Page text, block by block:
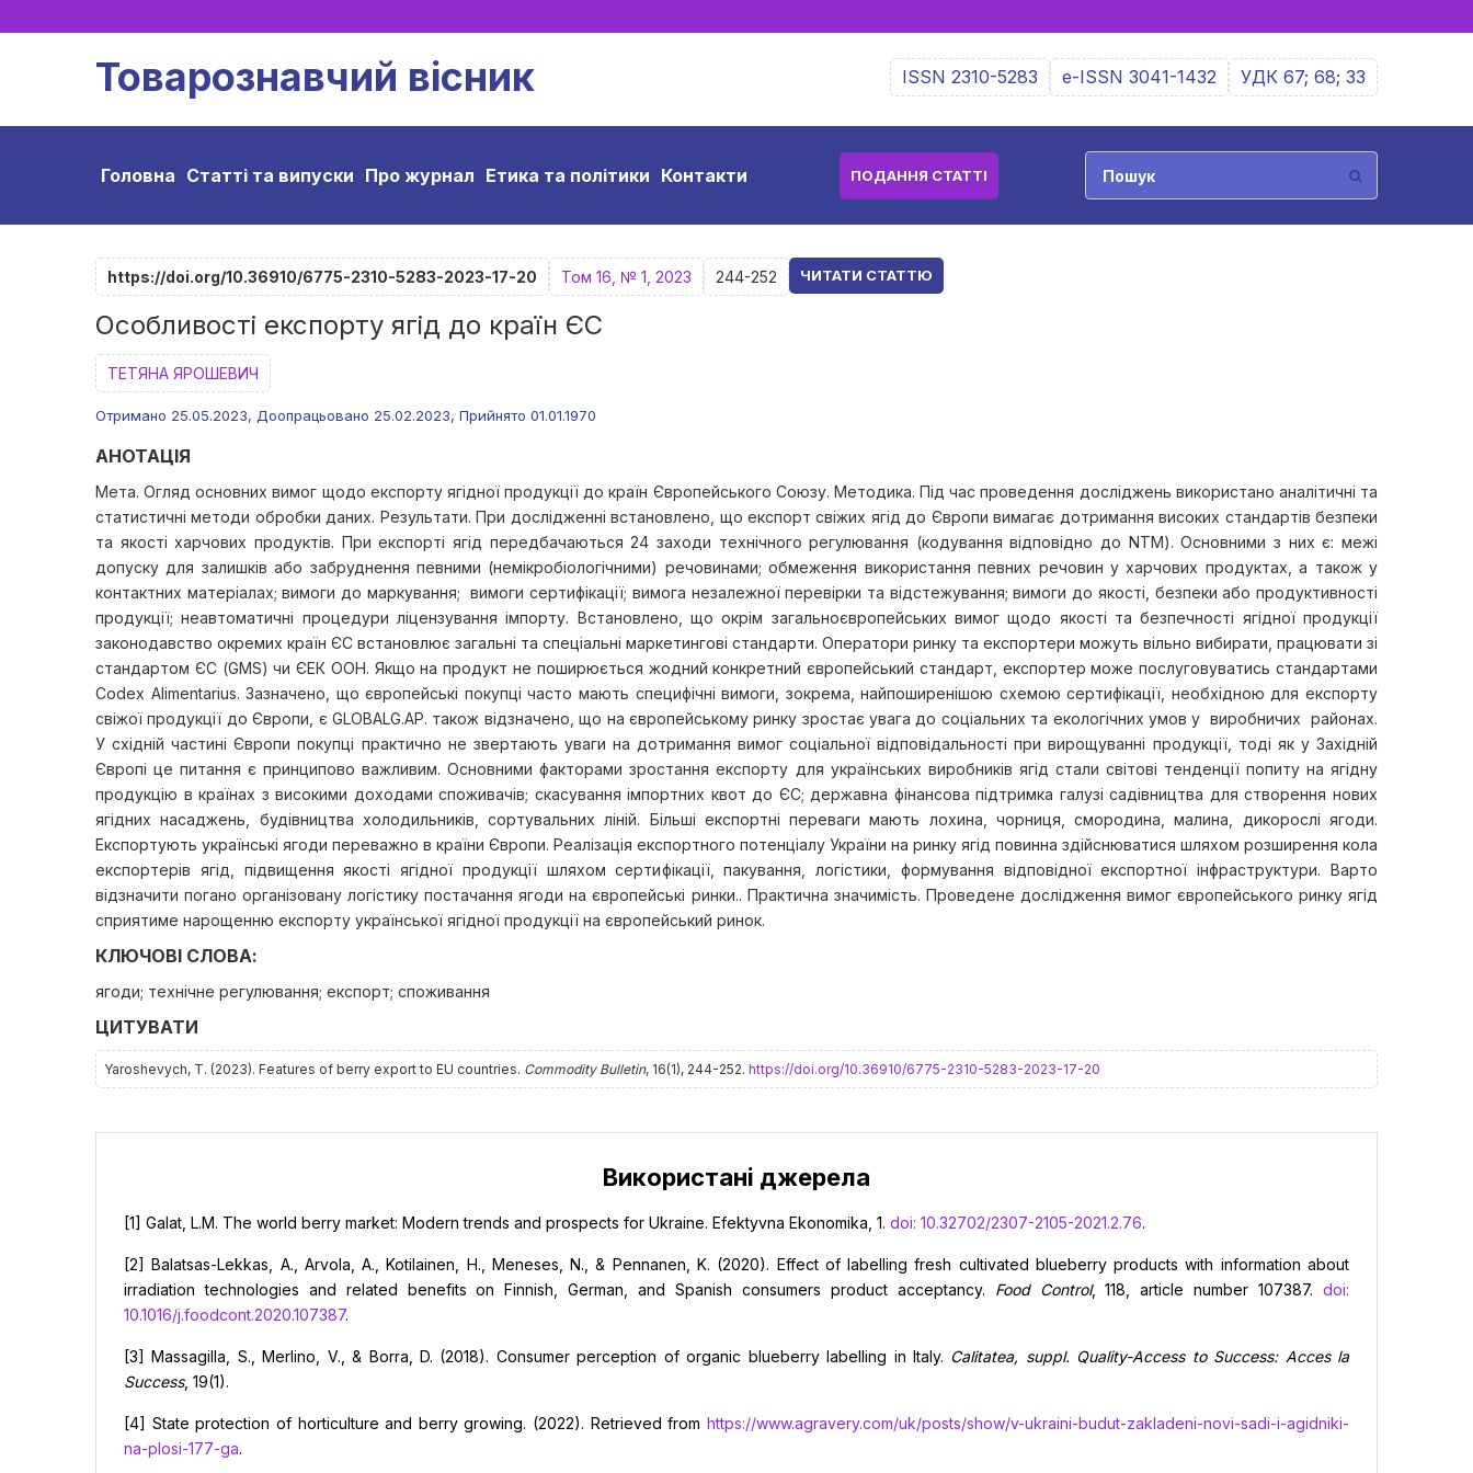
Товарознавчий вісник ISSN 2310-5283 e-ISSN 3041-1432 УДК 67; 68; 33
Головна Статті та випуски Про журнал Етика та політики Контакти ПОДАННЯ СТАТТІ
https://doi.org/10.36910/6775-2310-5283-2023-17-20 Том 16, № 1, 2023 244-252 ЧИТАТИ СТАТТЮ
Особливості експорту ягід до країн ЄС
ТЕТЯНА ЯРОШЕВИЧ
Отримано 25.05.2023, Доопрацьовано 25.02.2023, Прийнято 01.01.1970
АНОТАЦІЯ
Мета. Огляд основних вимог щодо експорту ягідної продукції до країн Європейського Союзу. Методика. Під час проведення досліджень використано аналітичні та
статистичні методи обробки даних. Результати. При дослідженні встановлено, що експорт свіжих ягід до Європи вимагає дотримання високих стандартів безпеки
та якості харчових продуктів. При експорті ягід передбачаються 24 заходи технічного регулювання (кодування відповідно до NTM). Основними з них є: межі
допуску для залишків або забруднення певними (немікробіологічними) речовинами; обмеження використання певних речовин у харчових продуктах, а також у
контактних матеріалах; вимоги до маркування; вимоги сертифікації; вимога незалежної перевірки та відстежування; вимоги до якості, безпеки або продуктивності
продукції; неавтоматичні процедури ліцензування імпорту. Встановлено, що окрім загальноєвропейських вимог щодо якості та безпечності ягідної продукції
законодавство окремих країн ЄС встановлює загальні та спеціальні маркетингові стандарти. Оператори ринку та експортери можуть вільно вибирати, працювати зі
стандартом ЄС (GMS) чи ЄЕК ООН. Якщо на продукт не поширюється жодний конкретний європейський стандарт, експортер може послуговуватись стандартами
Codex Alimentarius. Зазначено, що європейські покупці часто мають специфічні вимоги, зокрема, найпоширенішою схемою сертифікації, необхідною для експорту
свіжої продукції до Європи, є GLOBALG.AP. також відзначено, що на європейському ринку зростає увага до соціальних та екологічних умов у виробничих районах.
У східній частині Європи покупці практично не звертають уваги на дотримання вимог соціальної відповідальності при вирощуванні продукції, тоді як у Західній
Європі це питання є принципово важливим. Основними факторами зростання експорту для українських виробників ягід стали світові тенденції попиту на ягідну
продукцію в країнах з високими доходами споживачів; скасування імпортних квот до ЄС; державна фінансова підтримка галузі садівництва для створення нових
ягідних насаджень, будівництва холодильників, сортувальних ліній. Більші експортні переваги мають лохина, чорниця, смородина, малина, дикорослі ягоди.
Експортують українські ягоди переважно в країни Європи. Реалізація експортного потенціалу України на ринку ягід повинна здійснюватися шляхом розширення кола
експортерів ягід, підвищення якості ягідної продукції шляхом сертифікації, пакування, логістики, формування відповідної експортної інфраструктури. Варто
відзначити погано організовану логістику постачання ягоди на європейські ринки.. Практична значимість. Проведене дослідження вимог європейського ринку ягід
сприятиме нарощенню експорту української ягідної продукції на європейський ринок.
КЛЮЧОВІ СЛОВА:
ягоди; технічне регулювання; експорт; споживання
ЦИТУВАТИ
Yaroshevych, T. (2023). Features of berry export to EU countries. Commodity Bulletin, 16(1), 244-252. https://doi.org/10.36910/6775-2310-5283-2023-17-20
Використані джерела
[1] Galat, L.M. The world berry market: Modern trends and prospects for Ukraine. Efektyvna Ekonomika, 1. doi: 10.32702/2307-2105-2021.2.76.
[2] Balatsas-Lekkas, A., Arvola, A., Kotilainen, H., Meneses, N., & Pennanen, K. (2020). Effect of labelling fresh cultivated blueberry products with information about
irradiation technologies and related benefits on Finnish, German, and Spanish consumers product acceptancy. Food Control, 118, article number 107387.doi:
10.1016/j.foodcont.2020.107387.
[3] Massagilla, S., Merlino, V., & Borra, D. (2018). Consumer perception of organic blueberry labelling in Italy. Calitatea, suppl. Quality-Access to Success: Acces la
Success, 19(1).
[4] State protection of horticulture and berry growing. (2022). Retrieved from https://www.agravery.com/uk/posts/show/v-ukraini-budut-zakladeni-novi-sadi-i-agidniki-
na-plosi-177-ga.